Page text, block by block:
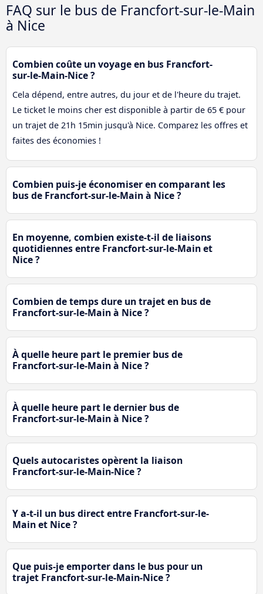
FAQ sur le bus de Francfort-sur-le-Main
à Nice
Combien coûte un voyage en bus Francfort-
sur-le-Main-Nice ?
Cela dépend, entre autres, du jour et de l'heure du trajet.
Le ticket le moins cher est disponible à partir de 65 € pour
un trajet de 21h 15min jusqu'à Nice. Comparez les offres et
faites des économies !
Combien puis-je économiser en comparant les
bus de Francfort-sur-le-Main à Nice ?
En moyenne, combien existe-t-il de liaisons
quotidiennes entre Francfort-sur-le-Main et
Nice ?
Combien de temps dure un trajet en bus de
Francfort-sur-le-Main à Nice ?
À quelle heure part le premier bus de
Francfort-sur-le-Main à Nice ?
À quelle heure part le dernier bus de
Francfort-sur-le-Main à Nice ?
Quels autocaristes opèrent la liaison
Francfort-sur-le-Main-Nice ?
Y a-t-il un bus direct entre Francfort-sur-le-
Main et Nice ?
Que puis-je emporter dans le bus pour un
trajet Francfort-sur-le-Main-Nice ?